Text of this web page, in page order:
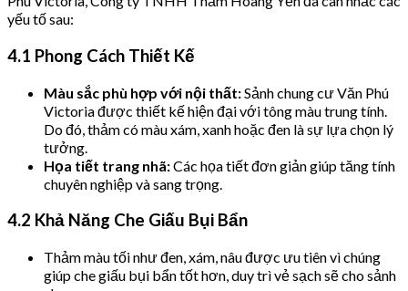
yếu tố sau:
4.1 Phong Cách Thiết Kế
Màu sắc phù hợp với nội thất:Sảnh chung cư Văn Phú
Victoria được thiết kế hiện đại với tông màu trung tính.
Do đó, thảm có màu xám, xanh hoặc đen là sự lựa chọn lý
tưởng.
Họa tiết trang nhã:Các họa tiết đơn giản giúp tăng tính
chuyên nghiệp và sang trọng.
4.2 Khả Năng Che Giấu Bụi Bẩn
Thảm màu tối như đen, xám, nâu được ưu tiên vì chúng
giúp che giấu bụi bẩn tốt hơn, duy trì vẻ sạch sẽ cho sảnh